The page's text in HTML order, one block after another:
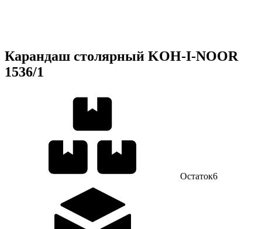
Карандаш столярный KOH-I-NOOR
1536/1
Остаток6